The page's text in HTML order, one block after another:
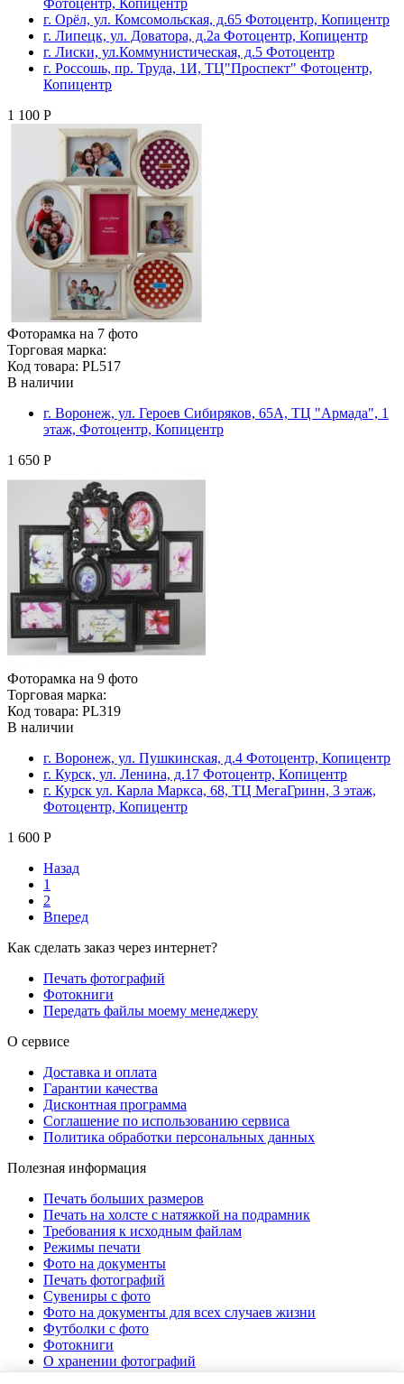
г. Орёл, ул. Комсомольская, д.65 Фотоцентр, Копицентр
г. Липецк, ул. Доватора, д.2а Фотоцентр, Копицентр
г. Лиски, ул.Коммунистическая, д.5 Фотоцентр
г. Россошь, пр. Труда, 1И, ТЦ"Проспект" Фотоцентр,
Копицентр
1 100 Р
Фоторамка на 7 фото
Торговая марка:
Код товара: PL517
В наличии
г. Воронеж, ул. Героев Сибиряков, 65А, ТЦ "Армада", 1
этаж, Фотоцентр, Копицентр
1 650 Р
Фоторамка на 9 фото
Торговая марка:
Код товара: PL319
В наличии
г. Воронеж, ул. Пушкинская, д.4 Фотоцентр, Копицентр
г. Курск, ул. Ленина, д.17 Фотоцентр, Копицентр
г. Курск ул. Карла Маркса, 68, ТЦ МегаГринн, 3 этаж,
Фотоцентр, Копицентр
1 600 Р
Назад
1
2
Вперед
Как сделать заказ через интернет?
Печать фотографий
Фотокниги
Передать файлы моему менеджеру
О сервисе
Доставка и оплата
Гарантии качества
Дисконтная программа
Соглашение по использованию сервиса
Политика обработки персональных данных
Полезная информация
Печать больших размеров
Печать на холсте c натяжкой на подрамник
Требования к исходным файлам
Режимы печати
Фото на документы
Печать фотографий
Сувениры с фото
Фото на документы для всех случаев жизни
Футболки с фото
Фотокниги
О хранении фотографий
Стоимость услуг